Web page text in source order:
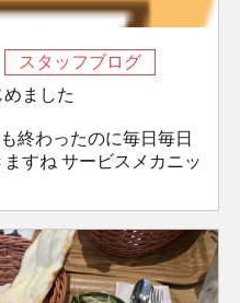
スタッフブログ
ました
終わったのに毎日毎日
すね サービスメカニッ